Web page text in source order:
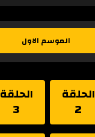
الموسم الاول
الحلقة
2
الحلقة
3